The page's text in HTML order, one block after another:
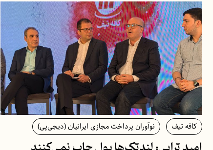
کافه تیف نوآوران پرداخت مجازی ایرانیان (دیجی‌پی)